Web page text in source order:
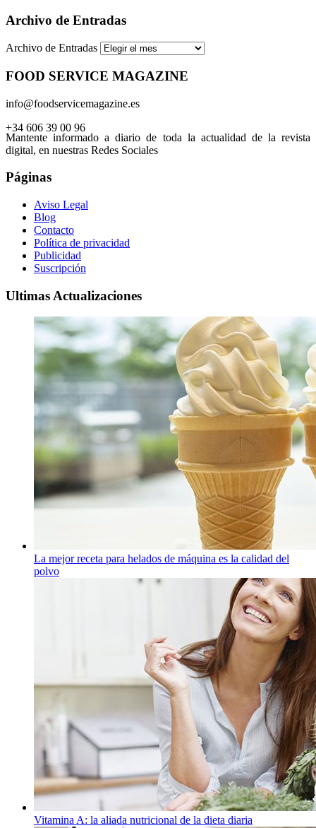
Archivo de Entradas
Archivo de Entradas
FOOD SERVICE MAGAZINE
info@foodservicemagazine.es
+34 606 39 00 96
Mantente informado a diario de toda la actualidad de la revista
digital, en nuestras Redes Sociales
Páginas
Aviso Legal
Blog
Contacto
Política de privacidad
Publicidad
Suscripción
Ultimas Actualizaciones
La mejor receta para helados de máquina es la calidad del
polvo
Vitamina A: la aliada nutricional de la dieta diaria